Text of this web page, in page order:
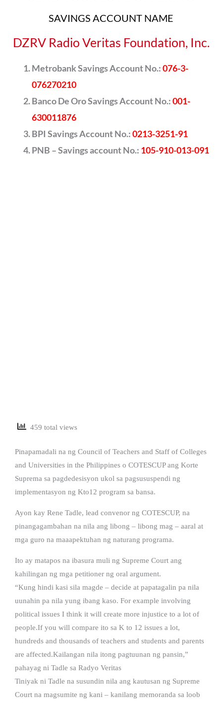
SAVINGS ACCOUNT NAME
DZRV Radio Veritas Foundation, Inc.
Metrobank Savings Account No.:076-3-
076270210
Banco De Oro Savings Account No.:001-
630011876
BPI Savings Account No.:0213-3251-91
PNB – Savings account No.: 105-910-013-091
459 total views
Pinapamadali na ng Council of Teachers and Staff of Colleges
and Universities in the Philippines o COTESCUP ang Korte
Suprema sa pagdedesisyon ukol sa pagsususpendi ng
implementasyon ng Kto12 program sa bansa.
Ayon kay Rene Tadle, lead convenor ng COTESCUP, na
pinangagambahan na nila ang libong – libong mag – aaral at
mga guro na maaapektuhan ng naturang programa.
Ito ay matapos na ibasura muli ng Supreme Court ang
kahilingan ng mga petitioner ng oral argument.
“Kung hindi kasi sila magde – decide at papatagalin pa nila
uunahin pa nila yung ibang kaso. For example involving
political issues I think it will create more injustice to a lot of
people.If you will compare ito sa K to 12 issues a lot,
hundreds and thousands of teachers and students and parents
are affected.Kailangan nila itong pagtuunan ng pansin,”
pahayag ni Tadle sa Radyo Veritas
Tiniyak ni Tadle na susundin nila ang kautusan ng Supreme
Court na magsumite ng kani – kanilang memoranda sa loob